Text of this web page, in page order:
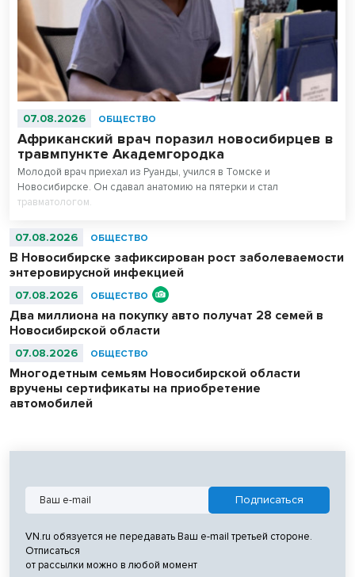
07.08.2026 ОБЩЕСТВО
Африканский врач поразил новосибирцев в
травмпункте Академгородка
Молодой врач приехал из Руанды, учился в Томске и
Новосибирске. Он сдавал анатомию на пятерки и стал
травматологом.
07.08.2026 ОБЩЕСТВО
В Новосибирске зафиксирован рост заболеваемости
энтеровирусной инфекцией
07.08.2026 ОБЩЕСТВО
Два миллиона на покупку авто получат 28 семей в
Новосибирской области
07.08.2026 ОБЩЕСТВО
Многодетным семьям Новосибирской области
вручены сертификаты на приобретение
автомобилей
VN.ru обязуется не передавать Ваш e-mail третьей стороне.
Отписаться
от рассылки можно в любой момент